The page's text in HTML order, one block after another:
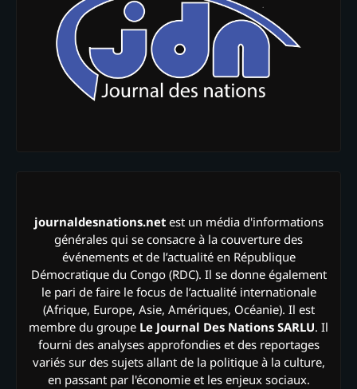
journaldesnations.netest un média d'informations
générales qui se consacre à la couverture des
événements et de l’actualité en République
Démocratique du Congo (RDC). Il se donne également
le pari de faire le focus de l’actualité internationale
(Afrique, Europe, Asie, Amériques, Océanie). Il est
membre du groupe Le Journal Des Nations SARLU. Il
fourni des analyses approfondies et des reportages
variés sur des sujets allant de la politique à la culture,
en passant par l'économie et les enjeux sociaux.